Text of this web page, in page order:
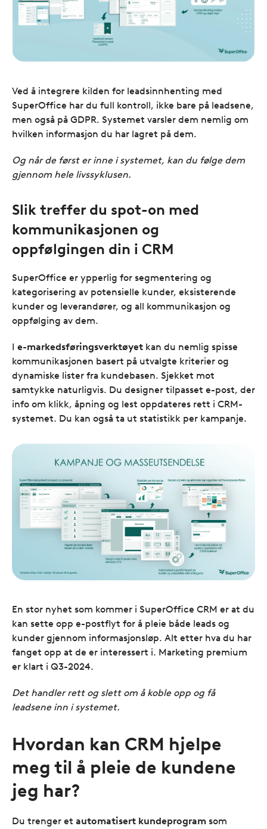
Ved å integrere kilden for leadsinnhenting med
SuperOffice har du full kontroll, ikke bare på leadsene,
men også på GDPR. Systemet varsler dem nemlig om
hvilken informasjon du har lagret på dem.
Og når de først er inne i systemet, kan du følge dem
gjennom hele livssyklusen.
Slik treffer du spot-on med
kommunikasjonen og
oppfølgingen din i CRM
SuperOffice er ypperlig for segmentering og
kategorisering av potensielle kunder, eksisterende
kunder og leverandører, og all kommunikasjon og
oppfølging av dem.
I e-markedsføringsverktøyet kan du nemlig spisse
kommunikasjonen basert på utvalgte kriterier og
dynamiske lister fra kundebasen. Sjekket mot
samtykke naturligvis. Du designer tilpasset e-post, der
info om klikk, åpning og lest oppdateres rett i CRM-
systemet. Du kan også ta ut statistikk per kampanje.
En stor nyhet som kommer i SuperOffice CRM er at du
kan sette opp e-postflyt for å pleie både leads og
kunder gjennom informasjonsløp. Alt etter hva du har
fanget opp at de er interessert i. Marketing premium
er klart i Q3-2024.
Det handler rett og slett om å koble opp og få
leadsene inn i systemet.
Hvordan kan CRM hjelpe
meg til å pleie de kundene
jeg har?
Du trenger et automatisert kundeprogram som